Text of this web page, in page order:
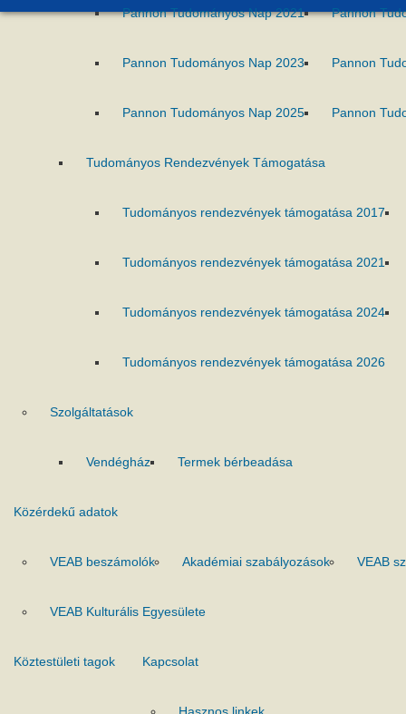
Pannon Tudományos Nap 2021 Pannon
Pannon Tudományos Nap 2023 Pannon
Pannon Tudományos Nap 2025 Pannon
Tudományos Rendezvények Támogatása
Tudományos rendezvények támogatása 2017
Tudományos rendezvények támogatása 2021
Tudományos rendezvények támogatása 2024
Tudományos rendezvények támogatása 2026
Szolgáltatások
Vendégház Termek bérbeadása
Közérdekű adatok
VEAB beszámolók Akadémiai szabályozások VEAB
VEAB Kulturális Egyesülete
Köztestületi tagok Kapcsolat